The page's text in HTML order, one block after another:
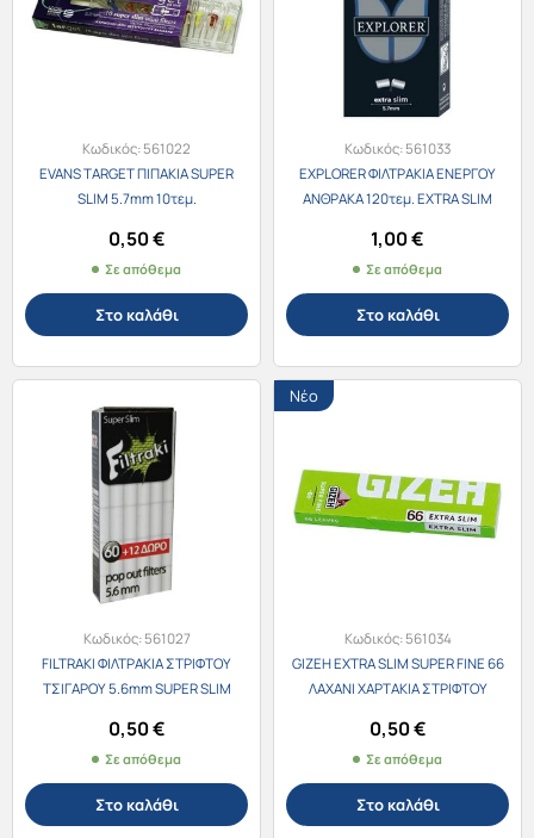
Κωδικός:561022
EVANS TARGET ΠΙΠΑΚΙΑ SUPER
SLIM 5.7mm 10τεμ.
0,50€
Σε απόθεμα
Στο καλάθι
Κωδικός:561033
EXPLORER ΦΙΛΤΡΑΚΙΑ ΕΝΕΡΓΟΥ
ΑΝΘΡΑΚΑ 120τεμ. EXTRA SLIM
1,00€
Σε απόθεμα
Στο καλάθι
Κωδικός:561027
FILTRAKI ΦΙΛΤΡΑΚΙΑ ΣΤΡΙΦΤΟΥ
ΤΣΙΓΑΡΟΥ 5.6mm SUPER SLIM
0,50€
Σε απόθεμα
Στο καλάθι
Νέο
Κωδικός:561034
GIZEH EXTRA SLIM SUPER FINE 66
ΛΑΧΑΝΙ ΧΑΡΤΑΚΙΑ ΣΤΡΙΦΤΟΥ
0,50€
Σε απόθεμα
Στο καλάθι